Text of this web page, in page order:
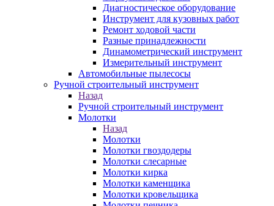
Диагностическое оборудование
Инструмент для кузовных работ
Ремонт ходовой части
Разные принадлежности
Динамометрический инструмент
Измерительный инструмент
Автомобильные пылесосы
Ручной строительный инструмент
Назад
Ручной строительный инструмент
Молотки
Назад
Молотки
Молотки гвоздодеры
Молотки слесарные
Молотки кирка
Молотки каменщика
Молотки кровельщика